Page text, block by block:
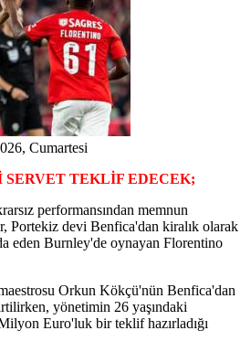
Cumartesi
SERVET TEKLİF EDECEK;
performansından memnun
Portekiz devi Benfica'dan kiralık olarak
eden Burnley'de oynayan Florentino
Orkun Kökçü'nün Benfica'dan
yönetimin 26 yaşındaki
Euro'luk bir teklif hazırladığı